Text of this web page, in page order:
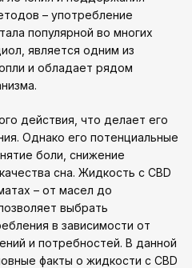
– употребление
популярной во многих
является одним из
и обладает рядом
действия, что делает его
Однако его потенциальные
боли, снижение
сна. Жидкость с CBD
– от масел до
выбрать
в зависимости от
и потребностей. В данной
факты о жидкости с CBD